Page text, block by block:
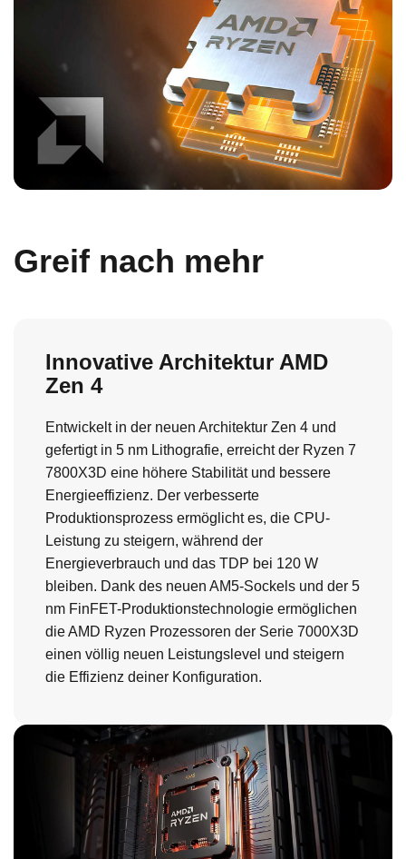
Greif nach mehr
Innovative Architektur AMD
Zen 4
Entwickelt in der neuen Architektur Zen 4 und
gefertigt in 5 nm Lithografie, erreicht der Ryzen 7
7800X3D eine höhere Stabilität und bessere
Energieeffizienz. Der verbesserte
Produktionsprozess ermöglicht es, die CPU-
Leistung zu steigern, während der
Energieverbrauch und das TDP bei 120 W
bleiben. Dank des neuen AM5-Sockels und der 5
nm FinFET-Produktionstechnologie ermöglichen
die AMD Ryzen Prozessoren der Serie 7000X3D
einen völlig neuen Leistungslevel und steigern
die Effizienz deiner Konfiguration.